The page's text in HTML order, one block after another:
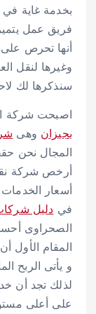
بخدمة غاية في
فريق عمل
أنها تحرص على
وغيرها لنقل
سنذكرها لك
اصبحت شركة
بجيزان وهى
المجال نحن
أرخص شركة
أسعار
في دليل
الصحراوى
المقام الأول
و يأتى الربح
لذلك تجد أن
على أعلى